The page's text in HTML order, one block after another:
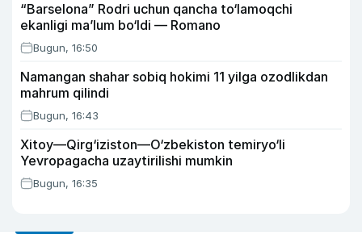
“Barselona” Rodri uchun qancha to‘lamoqchi
ekanligi ma’lum bo‘ldi — Romano
Bugun, 16:50
Namangan shahar sobiq hokimi 11 yilga ozodlikdan
mahrum qilindi
Bugun, 16:43
Xitoy—Qirg‘iziston—O‘zbekiston temiryo‘li
Yevropagacha uzaytirilishi mumkin
Bugun, 16:35